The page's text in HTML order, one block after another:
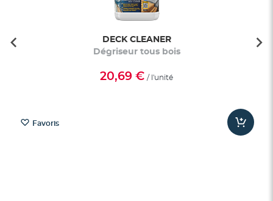
DECK CLEANER
Dégriseur tous bois
20,69 € / l'unité
Favoris